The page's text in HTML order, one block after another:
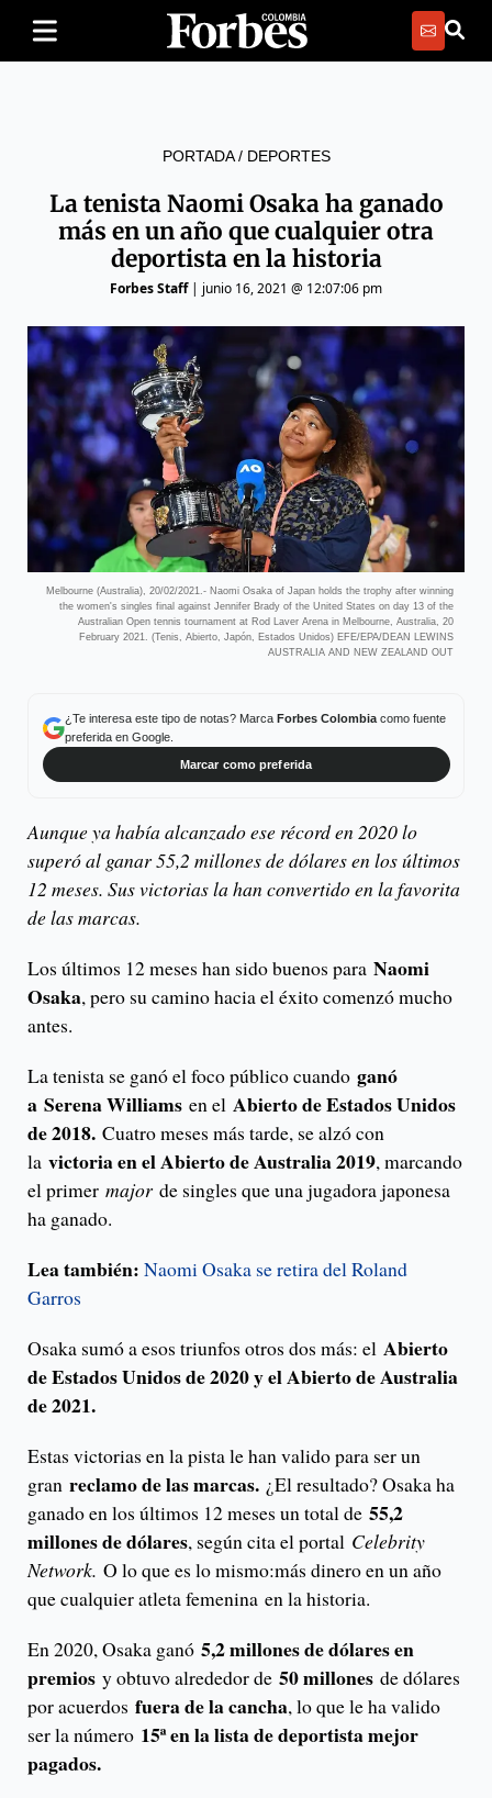
PORTADA/ DEPORTES
La tenista Naomi Osaka ha ganado
más en un año que cualquier otra
deportista en la historia
Forbes Staff| junio 16, 2021 @ 12:07:06 pm
Melbourne (Australia), 20/02/2021.- Naomi Osaka of Japan holds the trophy after winning
the women's singles final against Jennifer Brady of the United States on day 13 of the
Australian Open tennis tournament at Rod Laver Arena in Melbourne, Australia, 20
February 2021. (Tenis, Abierto, Japón, Estados Unidos) EFE/EPA/DEAN LEWINS
AUSTRALIA AND NEW ZEALAND OUT
¿Te interesa este tipo de notas? Marca Forbes Colombiacomo fuente
preferida en Google.
Marcar como preferida
Aunque ya había alcanzado ese récord en 2020 lo
superó al ganar 55,2 millones de dólares en los últimos
12 meses. Sus victorias la han convertido en la favorita
de las marcas.
Los últimos 12 meses han sido buenos para Naomi
Osaka, pero su camino hacia el éxito comenzó mucho
antes.
La tenista se ganó el foco público cuando ganó
a Serena Williams en el Abierto de Estados Unidos
de 2018. Cuatro meses más tarde, se alzó con
la victoria en el Abierto de Australia 2019, marcando
el primer majorde singles que una jugadora japonesa
ha ganado.
Lea también: Naomi Osaka se retira del Roland
Garros
Osaka sumó a esos triunfos otros dos más: el Abierto
de Estados Unidos de 2020 y el Abierto de Australia
de 2021.
Estas victorias en la pista le han valido para ser un
gran reclamo de las marcas. ¿El resultado? Osaka ha
ganado en los últimos 12 meses un total de 55,2
millones de dólares, según cita el portal Celebrity
Network. O lo que es lo mismo:más dinero en un año
que cualquier atleta femenina en la historia.
En 2020, Osaka ganó 5,2 millones de dólares en
premios y obtuvo alrededor de 50 millones de dólares
por acuerdos fuera de la cancha, lo que le ha valido
ser la número 15ª en la lista de deportista mejor
pagados.